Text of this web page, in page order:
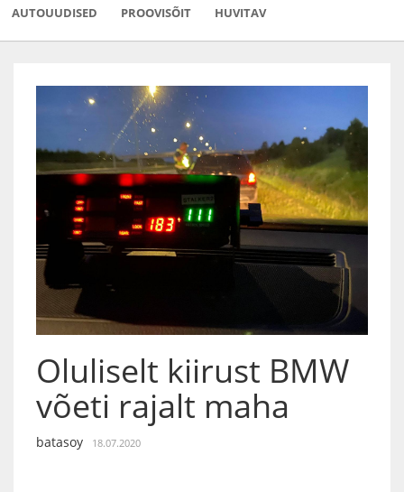
AUTOUUDISED PROOVISÕIT HUVITAV
Oluliselt kiirust BMW
võeti rajalt maha
batasoy 18.07.2020